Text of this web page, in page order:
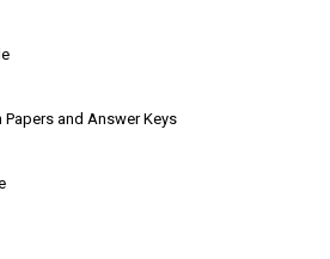
Papers and Answer Keys